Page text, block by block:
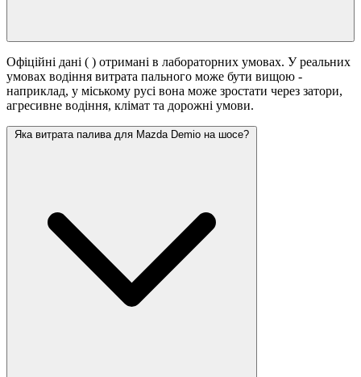
Офіційні дані ( ) отримані в лабораторних умовах. У реальних
умовах водіння витрата пального може бути вищою -
наприклад, у міському русі вона може зростати через затори,
агресивне водіння, клімат та дорожні умови.
Яка витрата палива для Mazda Demio на шосе?